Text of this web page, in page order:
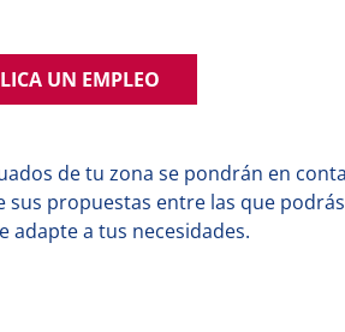
UN EMPLEO
de tu zona se pondrán en
propuestas entre las que
adapte a tus necesidades.